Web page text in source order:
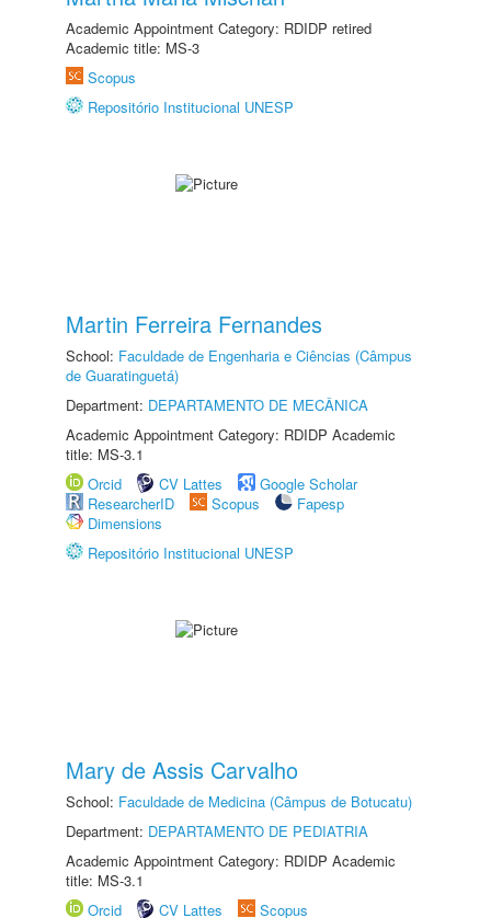
Academic Appointment Category: RDIDP retired
Academic title: MS-3
Scopus
Repositório Institucional UNESP
Martin Ferreira Fernandes
School: Faculdade de Engenharia e Ciências (Câmpus
de Guaratinguetá)
Department: DEPARTAMENTO DE MECÂNICA
Academic Appointment Category: RDIDP Academic
title: MS-3.1
Orcid
CV Lattes
Google Scholar
ResearcherID
Scopus
Fapesp
Dimensions
Repositório Institucional UNESP
Mary de Assis Carvalho
School: Faculdade de Medicina (Câmpus de Botucatu)
Department: DEPARTAMENTO DE PEDIATRIA
Academic Appointment Category: RDIDP Academic
title: MS-3.1
Orcid
CV Lattes
Scopus